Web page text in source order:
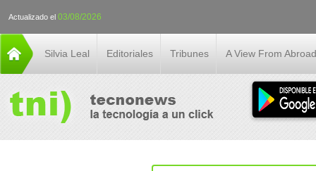
Actualizado el 03/08/2026
Silvia Leal Editoriales Tribunes A View From Abroad